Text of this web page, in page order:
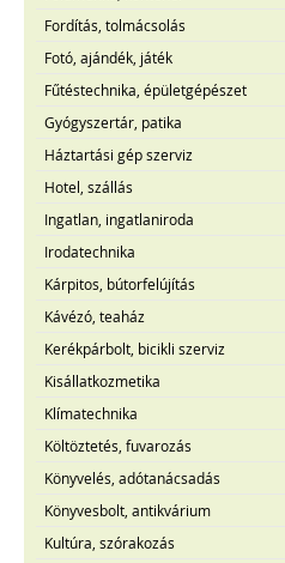
Fordítás, tolmácsolás
Fotó, ajándék, játék
Fűtéstechnika, épületgépészet
Gyógyszertár, patika
Háztartási gép szerviz
Hotel, szállás
Ingatlan, ingatlaniroda
Irodatechnika
Kárpitos, bútorfelújítás
Kávézó, teaház
Kerékpárbolt, bicikli szerviz
Kisállatkozmetika
Klímatechnika
Költöztetés, fuvarozás
Könyvelés, adótanácsadás
Könyvesbolt, antikvárium
Kultúra, szórakozás